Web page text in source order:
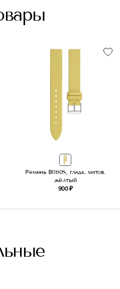
Ремень B1160S, гладк. матов.
жёлтый
900 ₽